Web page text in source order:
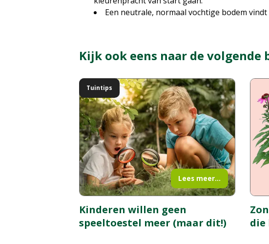
Een neutrale, normaal vochtige bodem
Kijk ook eens naar de volgende
Kinderen willen geen
speeltoestel meer (maar dit!)
Tuintips
Lees meer...